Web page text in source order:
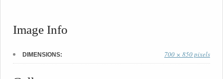
Image Info
DIMENSIONS: 700 × 850 pixels